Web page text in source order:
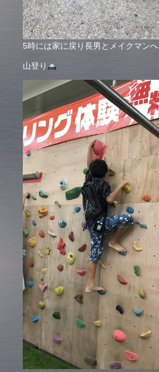
5時には家に戻り長男とメイクマンへ
山登り